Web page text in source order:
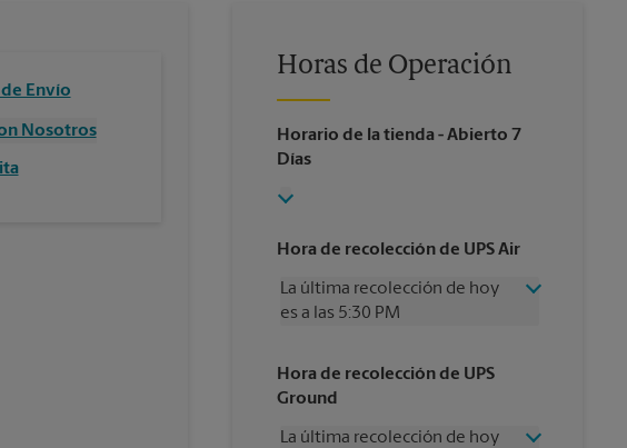
Envío
Nosotros
Horas de Operación
Horario de la tienda - Abierto 7
Días
Hora de recolección de UPS Air
La última recolección de hoy
es a las 5:30 PM
Jueves
5:30 PM
Viernes
Sábado
12:00 PM
Hora de recolección de UPS
Ground
La última recolección de hoy